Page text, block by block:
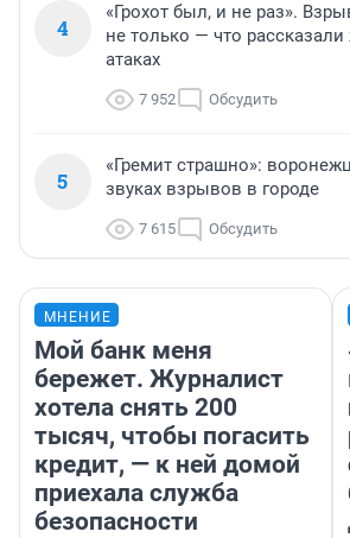
4
«Грохот был, и не раз».
не только — что
атаках
7 952 Обсудить
5
«Гремит страшно»:
звуках взрывов в городе
7 615 Обсудить
МНЕНИЕ
Мой банк меня
бережет. Журналист
хотела снять 200
тысяч, чтобы погасить
кредит, — к ней домой
приехала служба
безопасности